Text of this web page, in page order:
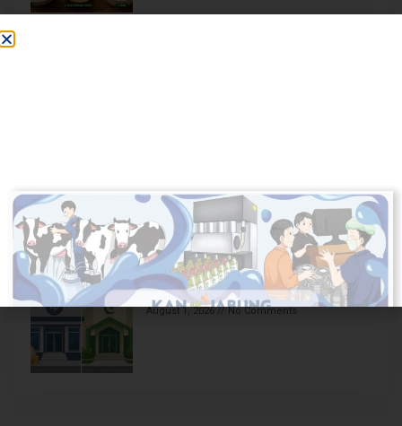
Bekerja di Koperasi Simpan Pinjam, Halal
atau Haram? Ini Jawaban Fatwa MUI
August 1, 2026 No Comments